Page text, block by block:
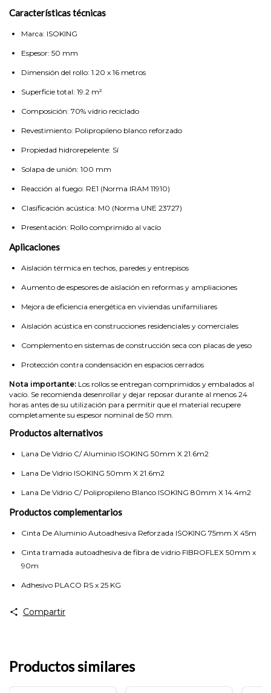
Características técnicas
Marca: ISOKING
Espesor: 50 mm
Dimensión del rollo: 1.20 x 16 metros
Superficie total: 19.2 m²
Composición: 70% vidrio reciclado
Revestimiento: Polipropileno blanco reforzado
Propiedad hidrorepelente: Sí
Solapa de unión: 100 mm
Reacción al fuego: RE1 (Norma IRAM 11910)
Clasificación acústica: M0 (Norma UNE 23727)
Presentación: Rollo comprimido al vacío
Aplicaciones
Aislación térmica en techos, paredes y entrepisos
Aumento de espesores de aislación en reformas y ampliaciones
Mejora de eficiencia energética en viviendas unifamiliares
Aislación acústica en construcciones residenciales y comerciales
Complemento en sistemas de construcción seca con placas de yeso
Protección contra condensación en espacios cerrados
Nota importante: Los rollos se entregan comprimidos y embalados al
vacío. Se recomienda desenrollar y dejar reposar durante al menos 24
horas antes de su utilización para permitir que el material recupere
completamente su espesor nominal de 50 mm.
Productos alternativos
Lana De Vidrio C/ Aluminio ISOKING 50mm X 21.6m2
Lana De Vidrio ISOKING 50mm X 21.6m2
Lana De Vidrio C/ Polipropileno Blanco ISOKING 80mm X 14.4m2
Productos complementarios
Cinta De Aluminio Autoadhesiva Reforzada ISOKING 75mm X 45m
Cinta tramada autoadhesiva de fibra de vidrio FIBROFLEX 50mm x
90m
Adhesivo PLACO RS x 25 KG
Compartir
Productos similares